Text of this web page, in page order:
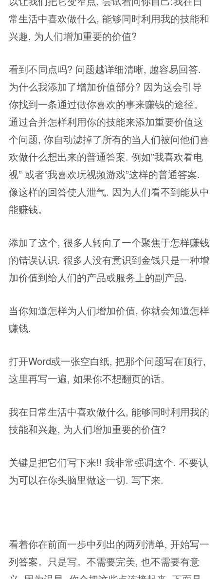
常生活中喜欢做什么, 能够同时利用我的技能和
兴趣, 为人们增加重要的价值?
看到不同点吗? 问题越详细清晰, 越容易回答.
为什么我添加了增加价值部分? 因为这会引导
你找到一条通过做你喜欢的事来赚钱的途径。
通过合并怎样利用你的技能来添加重要价值这
个问题, 你自动滤掉了所有的当人们被问他们喜
欢做什么想出来的普通答案. 例如”我喜欢看电
视” 或者”我喜欢玩视频游戏”这样的普通答案.
像这样的回答使人泄气. 因为人们看不到能从中
能赚钱。
添加了这个, 很多人转向了一个聚焦于怎样赚钱
的错误认识. 很多人没有意识到金钱只是一种增
加价值到给人们的产品或服务上的副产品.
当你知道怎样为人们增加价值, 你就会知道怎样
赚钱.
打开Word或一张空白纸, 把那个问题写在顶行,
这里再写一遍, 如果你不想翻页的话。
我在日常生活中喜欢做什么, 能够同时利用我的
技能和兴趣, 为人们增加重要的价值?
关键是把它们写下来!! 我非常强调这个. 不要认
为可以在你头脑里做这一切. 写下来.
看着你在前面一步中列出的两列清单, 开始写一
列答案。只是写。不需要完美, 也不需要有意